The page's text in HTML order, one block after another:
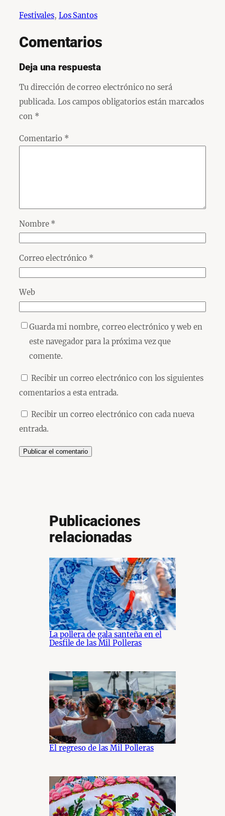
Festivales, Los Santos
Comentarios
Deja una respuesta
Tu dirección de correo electrónico no será
publicada. Los campos obligatorios están marcados
con *
Comentario *
Nombre *
Correo electrónico *
Web
Guarda mi nombre, correo electrónico y web en
este navegador para la próxima vez que
comente.
Recibir un correo electrónico con los siguientes
comentarios a esta entrada.
Recibir un correo electrónico con cada nueva
entrada.
Publicaciones
relacionadas
La pollera de gala santeña en el
Desfile de las Mil Polleras
El regreso de las Mil Polleras